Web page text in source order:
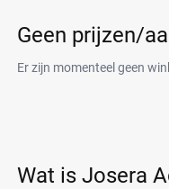
Geen prijzen/
Er zijn momenteel geen
Wat is Josera